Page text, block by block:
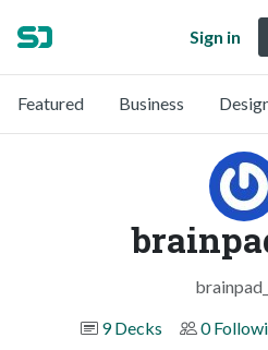
Sign in
Featured Business
9 Decks
0